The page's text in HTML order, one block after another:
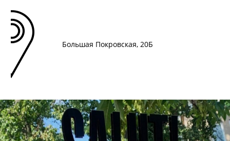
Большая Покровская, 20Б